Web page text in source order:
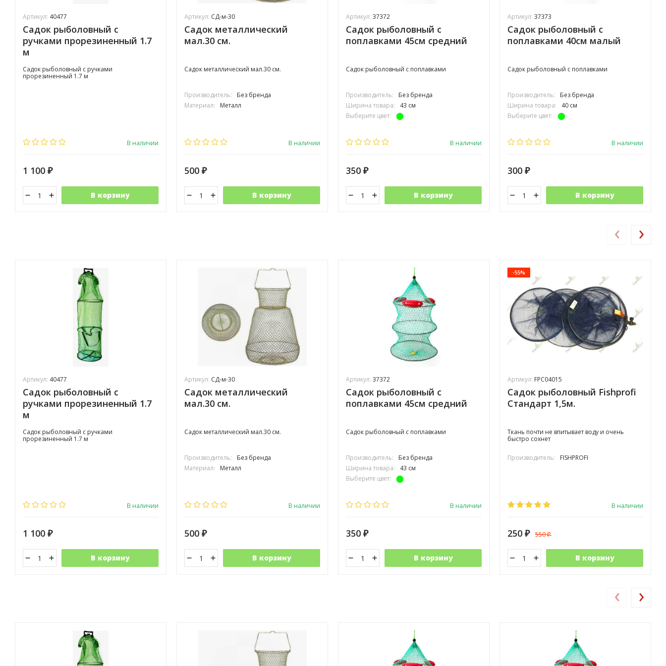
Артикул: 40477
Садок рыболовный с
ручками прорезиненный 1.7
м
Садок рыболовный с ручками
прорезиненный 1.7 м
В наличии
1 100 ₽
В корзину
Артикул: СД-м-30
Садок металлический
мал.30 см.
Садок металлический мал.30 см.
Производитель:
Без бренда
Материал:
Металл
В наличии
500 ₽
В корзину
Артикул: 37372
Садок рыболовный с
поплавками 45см средний
Садок рыболовный с поплавками
Производитель:
Без бренда
Ширина товара:
43 см
Выберите цвет:
В наличии
350 ₽
В корзину
Артикул: 37373
Садок рыболовный с
поплавками 40см малый
Садок рыболовный с поплавками
Производитель:
Без бренда
Ширина товара:
40 см
Выберите цвет:
В наличии
300 ₽
В корзину
Артикул: 40477
Садок рыболовный с
ручками прорезиненный 1.7
м
Садок рыболовный с ручками
прорезиненный 1.7 м
В наличии
1 100 ₽
В корзину
Артикул: СД-м-30
Садок металлический
мал.30 см.
Садок металлический мал.30 см.
Производитель:
Без бренда
Материал:
Металл
В наличии
500 ₽
В корзину
Артикул: 37372
Садок рыболовный с
поплавками 45см средний
Садок рыболовный с поплавками
Производитель:
Без бренда
Ширина товара:
43 см
Выберите цвет:
В наличии
350 ₽
В корзину
-55%
Артикул: FPC04015
Садок рыболовный Fishprofi
Стандарт 1,5м.
Ткань почти не впитывает воду и очень
быстро сохнет
Производитель: FISHPROFI
В наличии
250 ₽ 550₽
В корзину
‹ ›
‹ ›